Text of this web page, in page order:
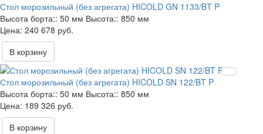
Стол морозильный (без агрегата) HICOLD GN 1133/BT P
Высота борта:: 50 мм Высота:: 850 мм
240 678 руб.
В корзину
Стол морозильный (без агрегата) HICOLD SN 122/BT P
Высота борта:: 50 мм Высота:: 850 мм
189 326 руб.
В корзину